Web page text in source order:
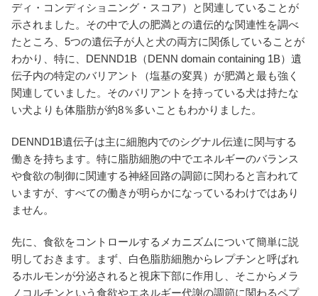
ディ・コンディショニング・スコア）と関連していることが
示されました。その中で人の肥満との遺伝的な関連性を調べ
たところ、5つの遺伝子が人と犬の両方に関係していることが
わかり、特に、DENND1B（DENN domain containing 1B）遺
伝子内の特定のバリアント（塩基の変異）が肥満と最も強く
関連していました。そのバリアントを持っている犬は持たな
い犬よりも体脂肪が約8％多いこともわかりました。
DENND1B遺伝子は主に細胞内でのシグナル伝達に関与する
働きを持ちます。特に脂肪細胞の中でエネルギーのバランス
や食欲の制御に関連する神経回路の調節に関わると言われて
いますが、すべての働きが明らかになっているわけではあり
ません。
先に、食欲をコントロールするメカニズムについて簡単に説
明しておきます。まず、白色脂肪細胞からレプチンと呼ばれ
るホルモンが分泌されると視床下部に作用し、そこからメラ
ノコルチンという食欲やエネルギー代謝の調節に関わるペプ